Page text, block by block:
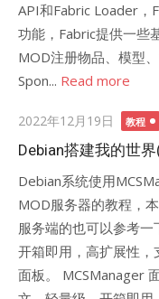
API和Fabric Loader，
功能，Fabric提供一些
MOD注册物品、模型
Spon... Read more
Posted
on
2022年12月19日 教程
Debian搭建我的世
Debian系统使用
MOD服务器的教程，
服务端的也可以参考一
开箱即用，高扩展性
面板。 MCSManager